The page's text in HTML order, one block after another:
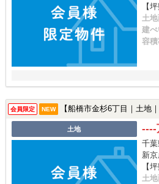
【
土
建
容
会員限定 NEW 【船橋市金杉6丁目｜土地｜
土地 ----
千
新
【
土